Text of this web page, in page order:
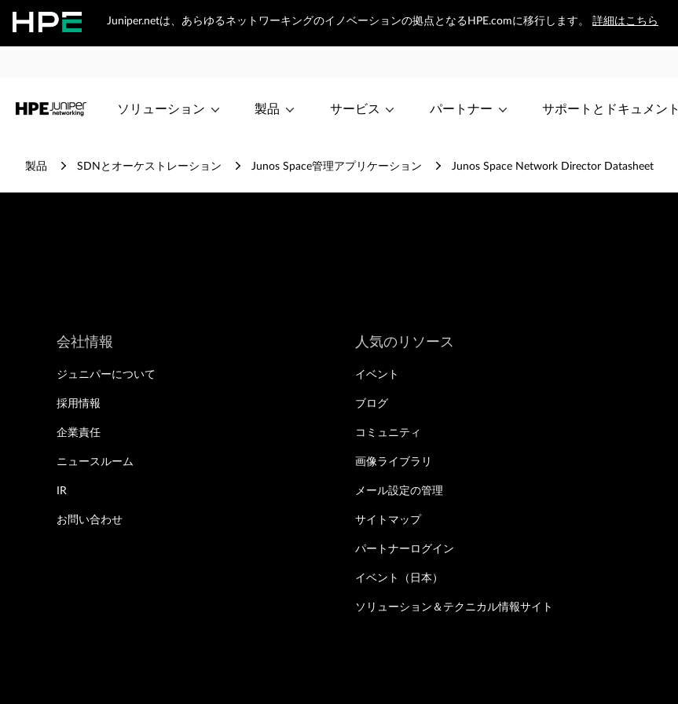
Juniper.netは、あらゆるネットワーキングのイノベーションの拠点となるHPE.comに移行します。詳細はこちら
ソリューション 製品 サービス パートナー サポートとドキュメント
製品 SDNとオーケストレーション Junos Space管理アプリケーション Junos Space Network Director Datasheet
会社情報
ジュニパーについて
採用情報
企業責任
ニュースルーム
IR
お問い合わせ
人気のリソース
イベント
ブログ
コミュニティ
画像ライブラリ
メール設定の管理
サイトマップ
パートナーログイン
イベント（日本）
ソリューション＆テクニカル情報サイト